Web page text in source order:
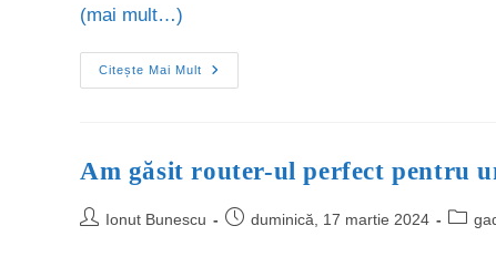
(mai mult…)
Citește Mai Mult
Am găsit router-ul perfect pentru
Ionut Bunescu duminică, 17 martie 2024